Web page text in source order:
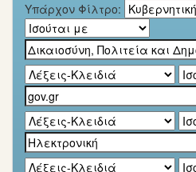
Υπάρχον Φίλτρο: